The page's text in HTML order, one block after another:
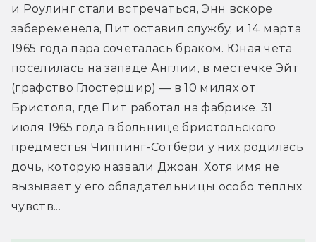
и Роулинг стали встречаться, Энн вскоре
забеременела, Пит оставил службу, и 14 марта
1965 года пара сочеталась браком. Юная чета
поселилась на западе Англии, в местечке Эйт
(графство Глостершир) — в 10 милях от
Бристоля, где Пит работал на фабрике. 31
июля 1965 года в больнице бристольского
предместья Чиппинг-Сотбери у них родилась
дочь, которую назвали Джоан. Хотя имя не
вызывает у его обладательницы особо тёплых
чувств...